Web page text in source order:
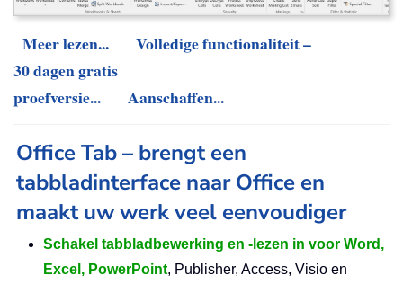
Meer lezen...
Volledige functionaliteit –
30 dagen gratis
proefversie...
Aanschaffen...
Office Tab – brengt een
tabbladinterface naar Office en
maakt uw werk veel eenvoudiger
Schakel tabbladbewerking en -lezen in voor Word,
Excel, PowerPoint, Publisher, Access, Visio en